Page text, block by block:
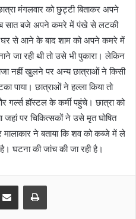
मंगलवार को छुट्टी बिताकर अपने
सात बजे अपने कमरे में पंखे से लटकी
घर से आने के बाद शाम को अपने कमरे में
जा रही थी तो उसे भी पुकारा। लेकिन
नहीं खुलने पर अन्य छात्राओं ने किसी
पाया। छात्राओं ने हल्ला किया तो
हॉस्टल के कर्मी पहुंचे। छात्रा को
पर चिकित्सकों ने उसे मृत घोषित
मालाकार ने बताया कि शव को कब्जे में ले
घटना की जांच की जा रही है।